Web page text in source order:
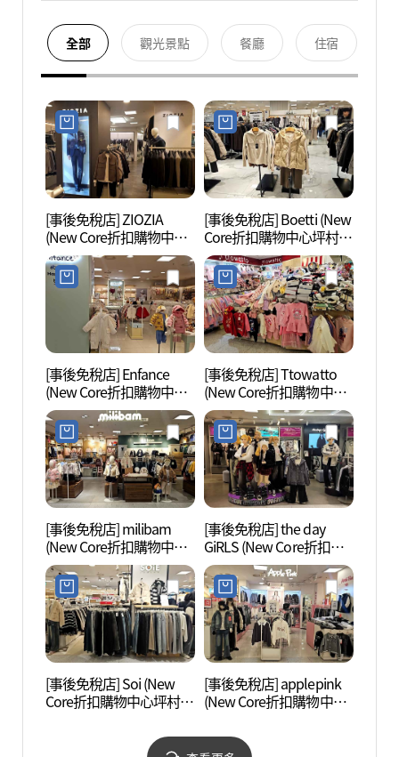
全部 觀光景點 餐廳 住宿
[事後免稅店] ZIOZIA
(New Core折扣購物中心
坪村店)(지오지아 뉴코아
아울렛 평촌점)
[事後免稅店] Boetti (New
Core折扣購物中心坪村
店)(보에띠 뉴코아아울렛
평촌점)
[事後免稅店] Enfance
(New Core折扣購物中心
坪村店)(앙팡스 뉴코아아
울렛 평촌점)
[事後免稅店] Ttowatto
(New Core折扣購物中心
坪村店)(또와또 뉴코아아
울렛 평촌점)
[事後免稅店] milibam
(New Core折扣購物中心
坪村店)(밀리밤 뉴코아아
울렛 평촌점)
[事後免稅店] the day
GiRLS (New Core折扣購
物中心坪村店)(더데이걸
뉴코아아울렛 평촌점)
[事後免稅店] Soi (New
Core折扣購物中心坪村
[事後免稅店] applepink
(New Core折扣購物中心
아울렛 평촌점)